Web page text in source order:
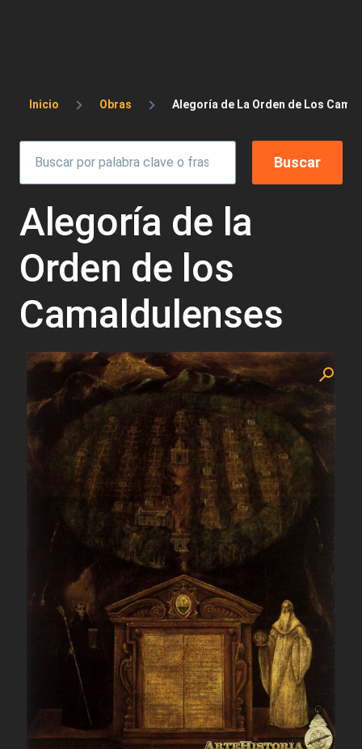
Sobrescribir enlaces de ayuda a la
Inicio Obras Alegoría de La Orden de Los
Alegoría de la
Orden de los
Camaldulenses